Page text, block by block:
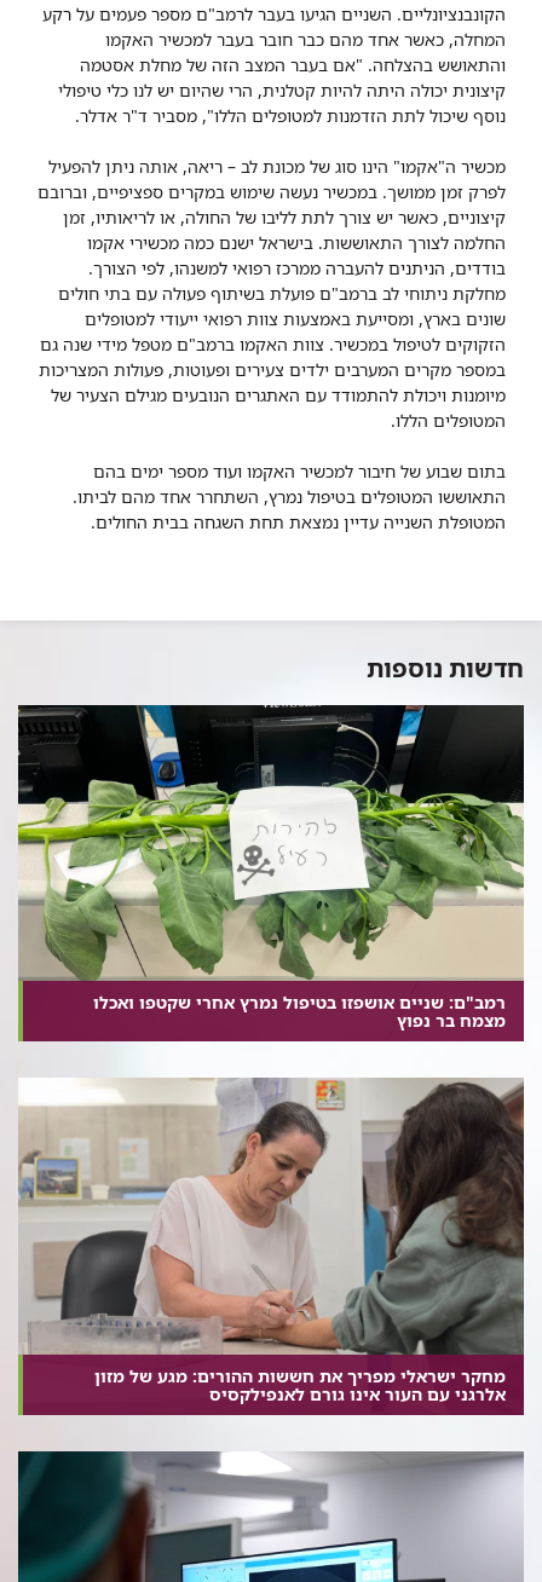
הקונבנציונליים. השניים הגיעו בעבר לרמב"ם מספר פעמים על רקע
המחלה, כאשר אחד מהם כבר חובר בעבר למכשיר האקמו
והתאושש בהצלחה. "אם בעבר המצב הזה של מחלת אסטמה
קיצונית יכולה היתה להיות קטלנית, הרי שהיום יש לנו כלי טיפולי
נוסף שיכול לתת הזדמנות למטופלים הללו", מסביר ד"ר אדלר.
מכשיר ה"אקמו" הינו סוג של מכונת לב – ריאה, אותה ניתן להפעיל
לפרק זמן ממושך. במכשיר נעשה שימוש במקרים ספציפיים, וברובם
קיצוניים, כאשר יש צורך לתת לליבו של החולה, או לריאותיו, זמן
החלמה לצורך התאוששות. בישראל ישנם כמה מכשירי אקמו
בודדים, הניתנים להעברה ממרכז רפואי למשנהו, לפי הצורך.
מחלקת ניתוחי לב ברמב"ם פועלת בשיתוף פעולה עם בתי חולים
שונים בארץ, ומסייעת באמצעות צוות רפואי ייעודי למטופלים
הזקוקים לטיפול במכשיר. צוות האקמו ברמב"ם מטפל מידי שנה גם
במספר מקרים המערבים ילדים צעירים ופעוטות, פעולות המצריכות
מיומנות ויכולת להתמודד עם האתגרים הנובעים מגילם הצעיר של
המטופלים הללו.
בתום שבוע של חיבור למכשיר האקמו ועוד מספר ימים בהם
התאוששו המטופלים בטיפול נמרץ, השתחרר אחד מהם לביתו.
המטופלת השנייה עדיין נמצאת תחת השגחה בבית החולים.
חדשות נוספות
רמב"ם: שניים אושפזו בטיפול נמרץ אחרי שקטפו ואכלו
מצמח בר נפוץ
מחקר ישראלי מפריך את חששות ההורים: מגע של מזון
אלרגני עם העור אינו גורם לאנפילקסיס